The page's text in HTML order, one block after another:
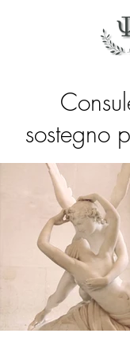
sostegno